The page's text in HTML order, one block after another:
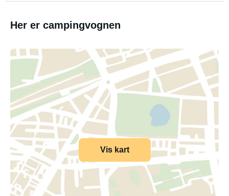
Her er campingvognen
Vis kart